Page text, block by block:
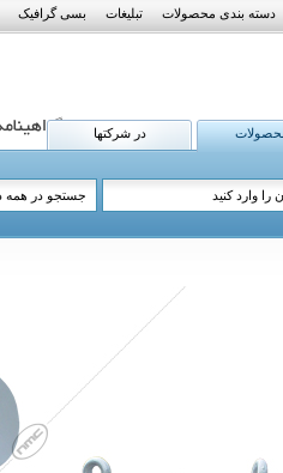
دسته بندی محصولات تبلیغات بسی گرافیک
در شرکتها